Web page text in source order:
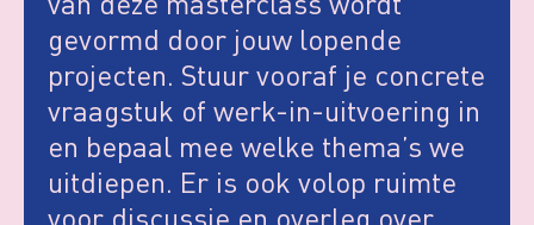
gevormd door jouw lopende
projecten. Stuur vooraf je concrete
vraagstuk of werk-in-uitvoering in
en bepaal mee welke thema’s we
uitdiepen. Er is ook volop ruimte